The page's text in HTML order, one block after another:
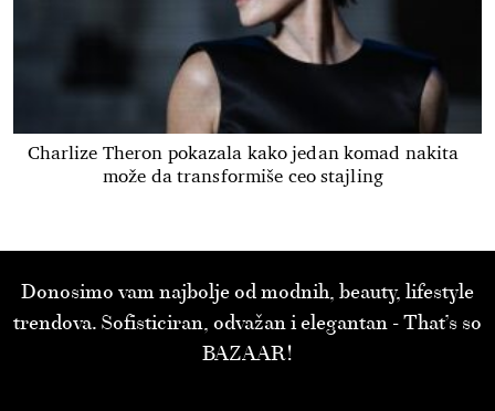
Charlize Theron pokazala kako jedan komad nakita
može da transformiše ceo stajling
Donosimo vam najbolje od modnih, beauty, lifestyle
trendova. Sofisticiran, odvažan i elegantan - That’s so
BAZAAR!